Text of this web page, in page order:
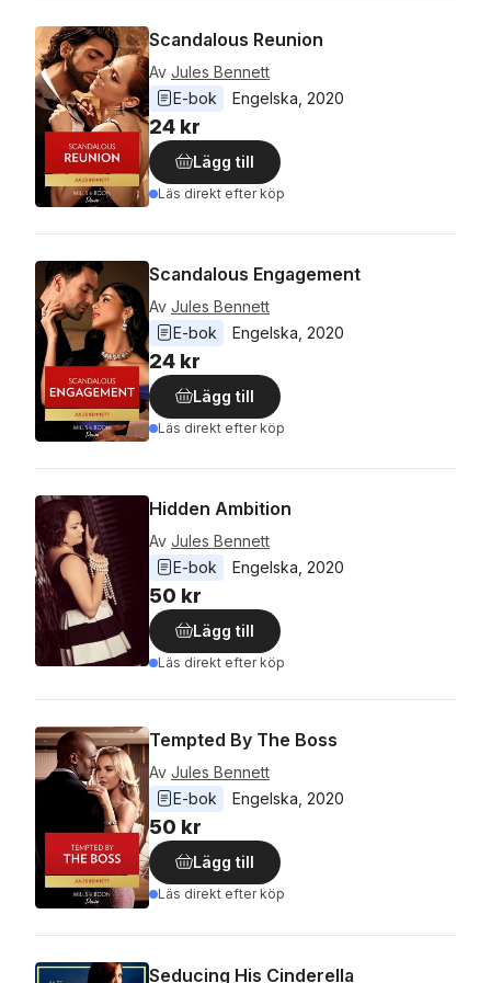
Scandalous Reunion
Av Jules Bennett
E-bok
Engelska 2020
24 kr
Lägg till
Läs direkt efter köp
Scandalous Engagement
Av Jules Bennett
E-bok
Engelska 2020
24 kr
Lägg till
Läs direkt efter köp
Hidden Ambition
Av Jules Bennett
E-bok
Engelska, 2020
50 kr
Lägg till
Läs direkt efter köp
Tempted By The Boss
Av Jules Bennett
E-bok
Engelska, 2020
50 kr
Lägg till
Läs direkt efter köp
Seducing His Cinderella